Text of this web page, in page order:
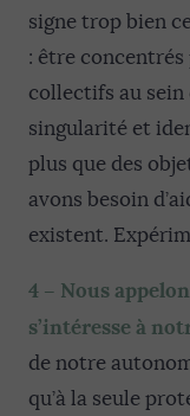
signe trop bien
: être concentrés
collectifs au sein
singularité et
plus que des
avons besoin
existent.
4 – Nous
s’intéresse à
de notre
qu’à la seule